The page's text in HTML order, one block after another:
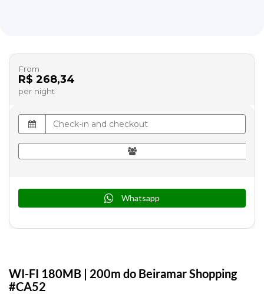
WI-FI 180MB | 200m do Beiramar Shopping
#CA52
From
R$ 268,34
per night
Whatsapp